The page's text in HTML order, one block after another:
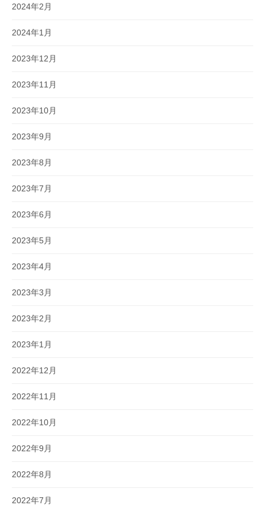
2024年2月
2024年1月
2023年12月
2023年11月
2023年10月
2023年9月
2023年8月
2023年7月
2023年6月
2023年5月
2023年4月
2023年3月
2023年2月
2023年1月
2022年12月
2022年11月
2022年10月
2022年9月
2022年8月
2022年7月